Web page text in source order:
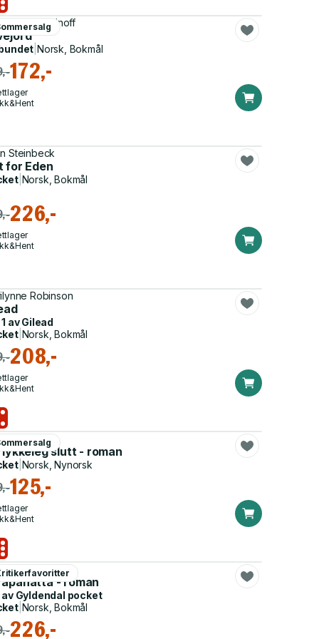
Turtschaninoff
|Norsk, Bokmål
172,-
Steinbeck
for Eden
| Norsk, Bokmål
226,-
Robinson
avGilead
| Norsk, Bokmål
208,-
Uthaug
lykkeleg slutt - roman
| Norsk, Nynorsk
125,-
Mytting
- roman
av Gyldendal pocket
| Norsk, Bokmål
226,-